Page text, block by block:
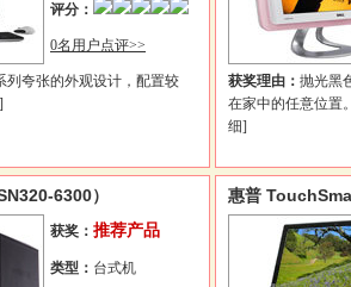
评分：
0名用户点评>>
列夸张的外观设计，配置较
获奖理由： 抛光黑
在家中的任意位置
细]
6300）
获奖： 推荐产品
类型： 台式机
惠普